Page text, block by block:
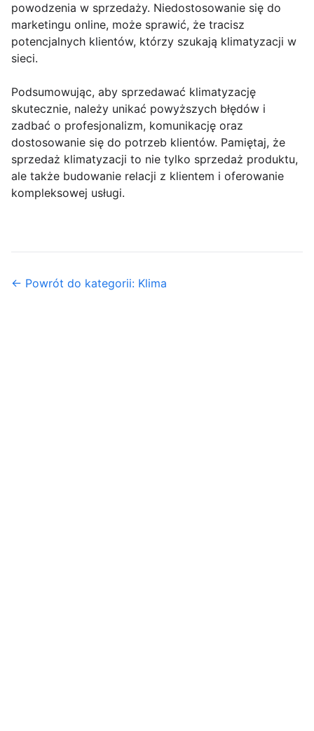
powodzenia w sprzedaży. Niedostosowanie się do
marketingu online, może sprawić, że tracisz
potencjalnych klientów, którzy szukają klimatyzacji w
sieci.
Podsumowując, aby sprzedawać klimatyzację
skutecznie, należy unikać powyższych błędów i
zadbać o profesjonalizm, komunikację oraz
dostosowanie się do potrzeb klientów. Pamiętaj, że
sprzedaż klimatyzacji to nie tylko sprzedaż produktu,
ale także budowanie relacji z klientem i oferowanie
kompleksowej usługi.
← Powrót do kategorii: Klima